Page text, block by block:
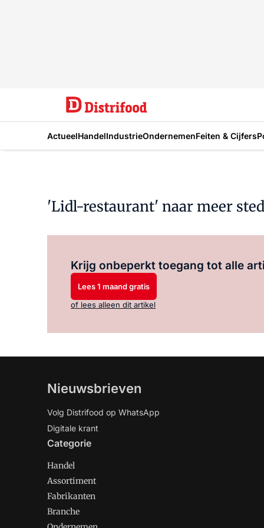
ActueelHandelIndustrieOndernemenFeiten & Cijfers
'Lidl-restaurant' naar meer
Krijg onbeperkt toegang tot alle
Lees 1 maand gratis
of lees alleen dit artikel
Nieuwsbrieven
Volg Distrifood op WhatsApp
Digitale krant
Categorie
Handel
Assortiment
Fabrikanten
Branche